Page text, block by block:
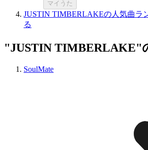
マイうた
JUSTIN TIMBERLAKEの人気曲ラ
る
"JUSTIN TIMBERLAKE"
SoulMate